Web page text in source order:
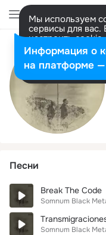
Мы используем
сервисы для вас.
настроить
представитель.
Разрешить все
Песни
Break The Code
Somnum Black
Somnum Black
Информация о
на платформе